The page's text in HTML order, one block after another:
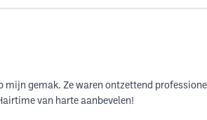
gemak. Ze waren ontzettend
van harte aanbevelen!